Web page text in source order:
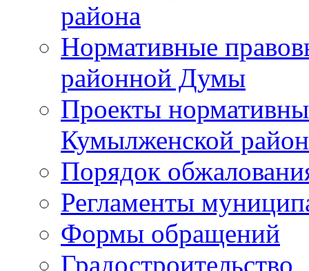
района
Нормативные
районной Думы
Проекты
Кумылженской
Порядок
Регламенты
Формы обращений
Градостроительство